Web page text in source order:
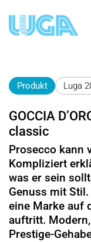
Produkt Luga
GOCCIA
classic
Prosecco kann
Kompliziert
was er sein
Genuss mit
eine Marke auf
auftritt.
Prestige-